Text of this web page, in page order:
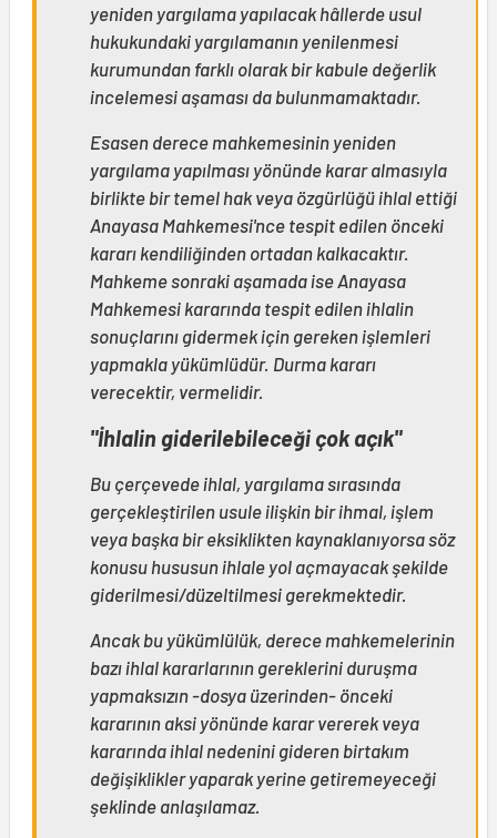
yeniden yargılama yapılacak hâllerde usul
hukukundaki yargılamanın yenilenmesi
kurumundan farklı olarak bir kabule değerlik
incelemesi aşaması da bulunmamaktadır.
Esasen derece mahkemesinin yeniden
yargılama yapılması yönünde karar almasıyla
birlikte bir temel hak veya özgürlüğü ihlal ettiği
Anayasa Mahkemesi'nce tespit edilen önceki
kararı kendiliğinden ortadan kalkacaktır.
Mahkeme sonraki aşamada ise Anayasa
Mahkemesi kararında tespit edilen ihlalin
sonuçlarını gidermek için gereken işlemleri
yapmakla yükümlüdür. Durma kararı
verecektir, vermelidir.
"İhlalin giderilebileceği çok açık"
Bu çerçevede ihlal, yargılama sırasında
gerçekleştirilen usule ilişkin bir ihmal, işlem
veya başka bir eksiklikten kaynaklanıyorsa söz
konusu hususun ihlale yol açmayacak şekilde
giderilmesi/düzeltilmesi gerekmektedir.
Ancak bu yükümlülük, derece mahkemelerinin
bazı ihlal kararlarının gereklerini duruşma
yapmaksızın -dosya üzerinden- önceki
kararının aksi yönünde karar vererek veya
kararında ihlal nedenini gideren birtakım
değişiklikler yaparak yerine getiremeyeceği
şeklinde anlaşılamaz.